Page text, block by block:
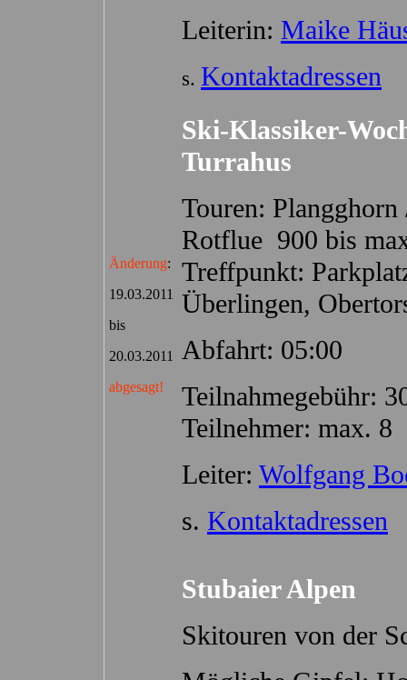
Leiterin: Maike
s. Kontaktadressen
Änderung:
19.03.2011
bis
20.03.2011
abgesagt!
Ski-Klassiker-
Turrahus
Touren:
Rotflue 900 bis
Treffpunkt:
Überlingen,
Abfahrt: 05:00
Teilnahmegebühr:
Teilnehmer: max. 8
Leiter: Wolfgang
s. Kontaktadressen
Stubaier Alpen
Skitouren von der